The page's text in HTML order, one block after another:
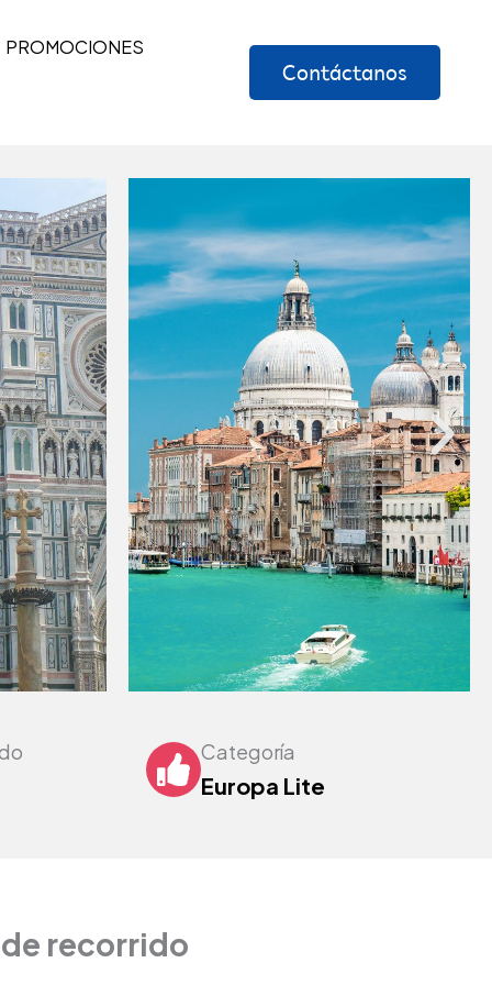
PROMOCIONES
Contáctanos
Categoría
Europa Lite
recorrido